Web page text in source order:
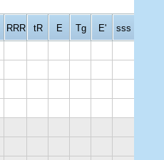
RRR tR E Tg E' sss